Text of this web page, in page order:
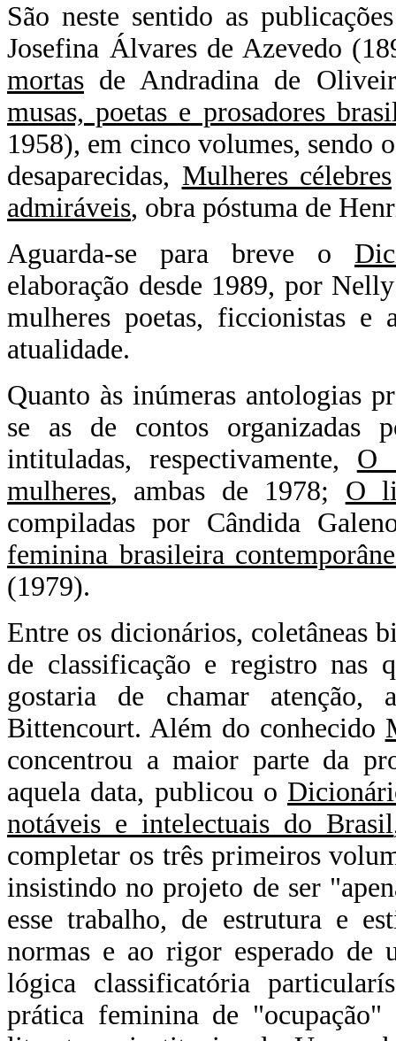
São neste sentido as
Josefina Álvares de Azevedo
mortas de Andradina de
musas, poetas e prosadores
1958), em cinco volumes, sendo
desaparecidas, Mulheres célebres
admiráveis, obra póstuma de
Aguarda-se para breve o
elaboração desde 1989, por
mulheres poetas, ficcionistas
atualidade.
Quanto às inúmeras antologias
se as de contos organizadas
intituladas, respectivamente, O
mulheres, ambas de 1978; O
compiladas por Cândida
feminina brasileira
(1979).
Entre os dicionários, coletâneas
de classificação e registro nas
gostaria de chamar atenção,
Bittencourt. Além do conhecido
concentrou a maior parte da
aquela data, publicou o
notáveis e intelectuais do Brasil
completar os três primeiros
insistindo no projeto de ser
esse trabalho, de estrutura e
normas e ao rigor esperado de
lógica classificatória
prática feminina de